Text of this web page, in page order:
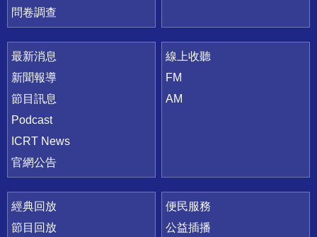
問卷調查
最新消息
新聞報導
節目訊息
Podcast
ICRT News
官網公告
線上收聽
FM
AM
經典回放
節目回放
便民服務
公益插播